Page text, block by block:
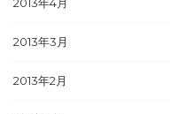
2013年4月
2013年3月
2013年2月